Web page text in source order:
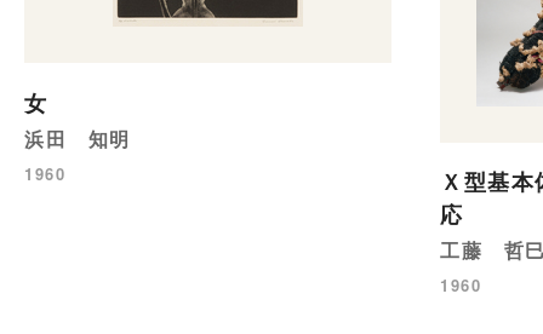
女
浜田 知明
1960
Ｘ型基
応
工藤 哲
1960